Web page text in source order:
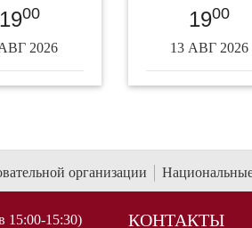
1900
2026
1900
13 АВГ 2026
организации
15:00-15:30) КОНТАКТЫ